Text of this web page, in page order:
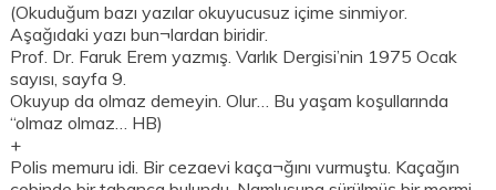
(Okuduğum bazı yazılar okuyucusuz içime sinmiyor.
Aşağıdaki yazı bun¬lardan biridir.
Prof. Dr. Faruk Erem yazmış. Varlık Dergisi’nin 1975 Ocak
sayısı, sayfa 9.
Okuyup da olmaz demeyin. Olur… Bu yaşam koşullarında
“olmaz olmaz… HB)
+
Polis memuru idi. Bir cezaevi kaça¬ğını vurmuştu. Kaçağın